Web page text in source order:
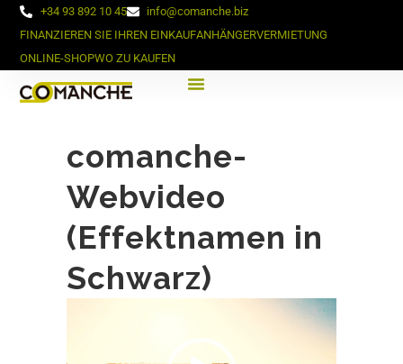
+34 93 892 10 45
info@comanche.biz
FINANZIEREN SIE IHREN EINKAUFANHÄNGERVERMIETUNG
ONLINE-SHOPWO ZU KAUFEN
comanche-
Webvideo
(Effektnamen in
Schwarz)